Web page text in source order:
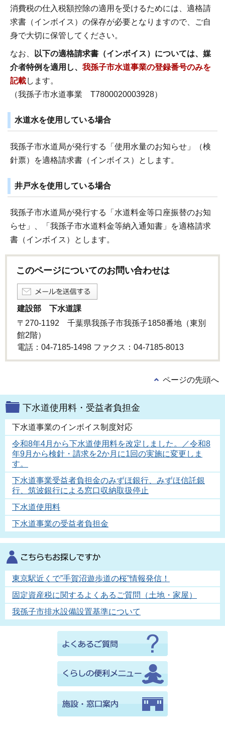
消費税の仕入税額控除の適用を受けるためには、適格請
求書（インボイス）の保存が必要となりますので、ご自
身で大切に保管してください。
なお、
以下の適格請求書（インボイス）については、媒
介者特例を適用し、 我孫子市水道事業の登録番号のみを
記載します。
（我孫子市水道事業 T7800020003928）
水道水を使用している場合
我孫子市水道局が発行する「使用水量のお知らせ」（検
針票）を適格請求書（インボイス）とします。
井戸水を使用している場合
我孫子市水道局が発行する「水道料金等口座振替のお知
らせ」、「我孫子市水道料金等納入通知書」を適格請求
書（インボイス）とします。
このページについてのお問い合わせは
建設部 下水道課
〒270-1192 千葉県我孫子市我孫子1858番地（東別
館2階）
電話：04-7185-1498 ファクス：04-7185-8013
ページの先頭へ
下水道使用料・受益者負担金
下水道事業のインボイス制度対応
令和8年4月から下水道使用料を改定しました。／令和8
年9月から検針・請求を2か月に1回の実施に変更しま
す。
下水道事業受益者負担金のみずほ銀行、みずほ信託銀
行、筑波銀行による窓口収納取扱停止
下水道使用料
下水道事業の受益者負担金
東京駅近くで”手賀沼遊歩道の桜”情報発信！
固定資産税に関するよくあるご質問（土地・家屋）
我孫子市排水設備設置基準について